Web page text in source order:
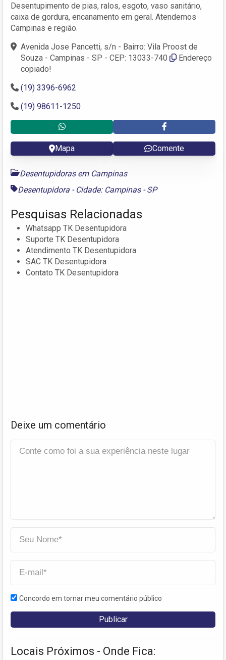
Desentupimento de pias, ralos, esgoto, vaso sanitário,
caixa de gordura, encanamento em geral. Atendemos
Campinas e região.
Avenida Jose Pancetti, s/n - Bairro: Vila Proost de
Souza - Campinas - SP - CEP: 13033-740
Endereço
copiado!
(19) 3396-6962
(19) 98611-1250
Mapa Comente
Desentupidoras em Campinas
Desentupidora - Cidade: Campinas - SP
Pesquisas Relacionadas
Whatsapp TK Desentupidora
Suporte TK Desentupidora
Atendimento TK Desentupidora
SAC TK Desentupidora
Contato TK Desentupidora
Deixe um comentário
Concordo em tornar meu comentário público
Locais Próximos - Onde Fica: